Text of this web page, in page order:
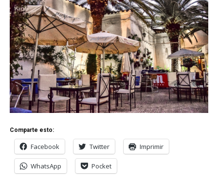
Comparte esto:
Facebook Twitter Imprimir
WhatsApp Pocket